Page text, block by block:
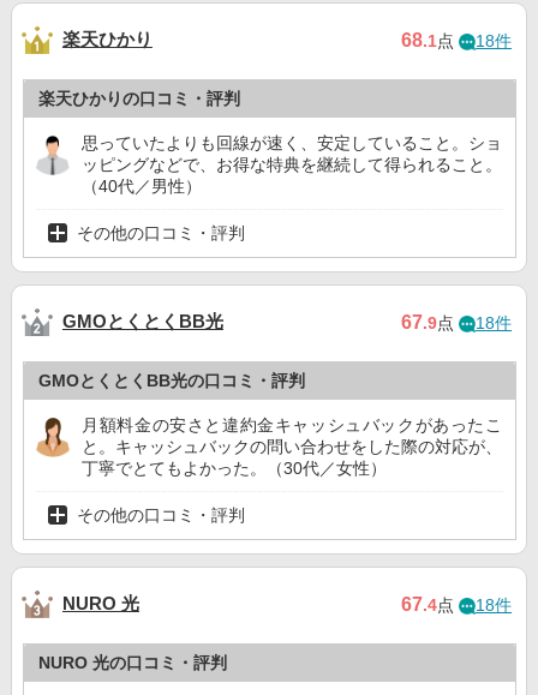
楽天ひかり 68.1点 18件
楽天ひかりの口コミ・評判
思っていたよりも回線が速く、安定していること。ショ
ッピングなどで、お得な特典を継続して得られること。
（40代／男性）
その他の口コミ・評判
GMOとくとくBB光 67.9点 18件
GMOとくとくBB光の口コミ・評判
月額料金の安さと違約金キャッシュバックがあったこ
と。キャッシュバックの問い合わせをした際の対応が、
丁寧でとてもよかった。（30代／女性）
その他の口コミ・評判
NURO 光 67.4点 18件
NURO 光の口コミ・評判